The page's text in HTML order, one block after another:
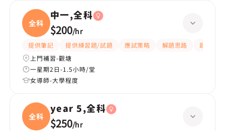
全科
中一,全科
$200/hr
提供筆記 提供練習題/試題 應試策略 解題思路
題目講解
上門補習-觀塘
一星期2日-1.5小時/堂
女導師-大學程度
全科
year 5,全科
$250/hr